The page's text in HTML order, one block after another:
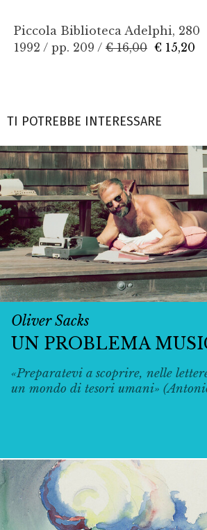
Piccola Biblioteca Adelphi, 280
1992 / pp. 209 / € 16,00 € 15,20
TI POTREBBE INTERESSARE
Oliver Sacks
UN PROBLEMA
«Preparatevi a scoprire, nelle
un mondo di tesori umani»